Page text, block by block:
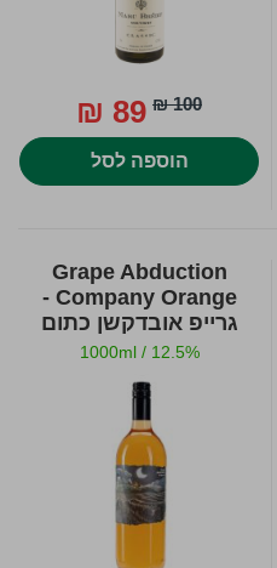
100 ₪
89 ₪
הוספה לסל
Grape Abduction
Company Orange -
גרייפ אובדקשן כתום
1000ml / 12.5%